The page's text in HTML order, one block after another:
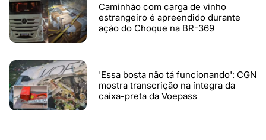
Caminhão com carga de vinho
estrangeiro é apreendido durante
ação do Choque na BR-369
'Essa bosta não tá funcionando': CGN
mostra transcrição na íntegra da
caixa-preta da Voepass